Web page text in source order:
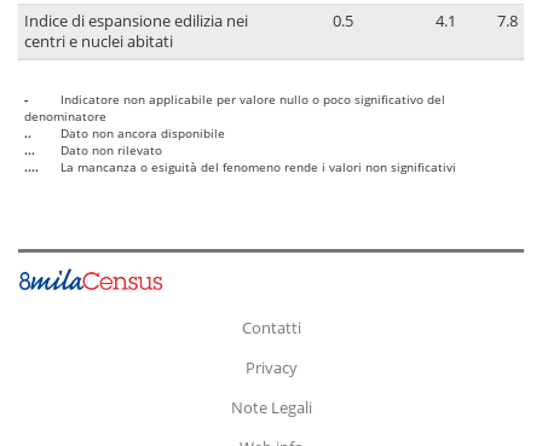
Indice di espansione edilizia nei
centri e nuclei abitati
0.5 4.1 7.8
-
Indicatore non applicabile per valore nullo o poco significativo del
denominatore
..
Dato non ancora disponibile
...
Dato non rilevato
....
La mancanza o esiguità del fenomeno rende i valori non significativi
Contatti
Privacy
Note Legali